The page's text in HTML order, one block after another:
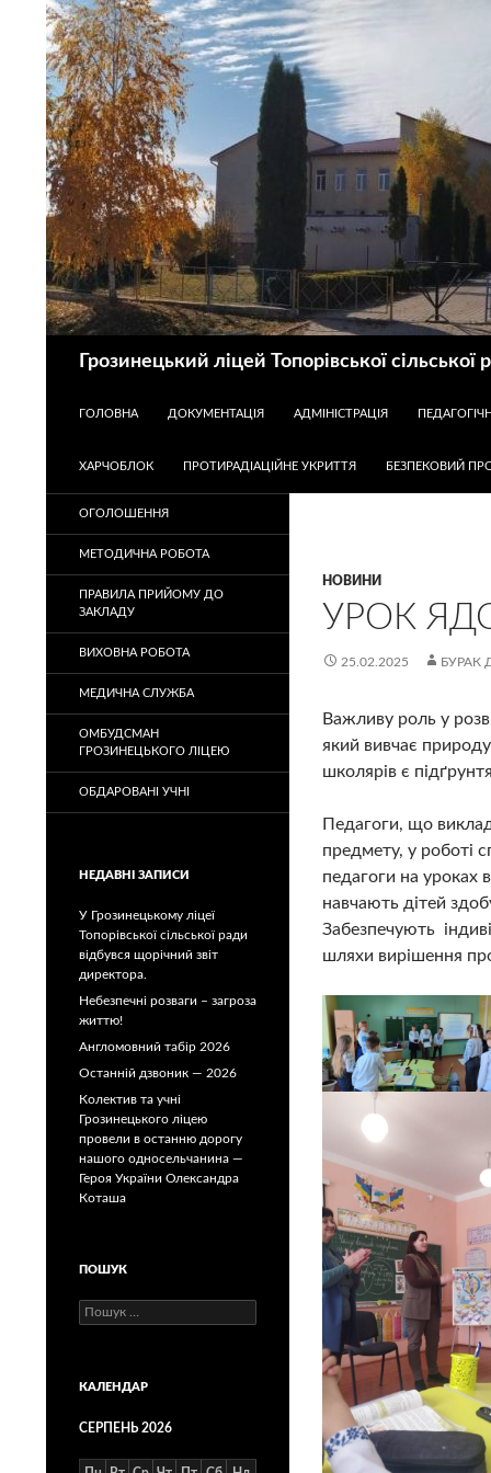
Грозинецький ліцей Топорівської сільської
ГОЛОВНА
ДОКУМЕНТАЦІЯ АДМІНІСТРАЦІЯ
ХАРЧОБЛОК ПРОТИРАДІАЦІЙНЕ УКРИТТЯ БЕЗПЕКОВИЙ
НОВИНИ
УРОК
25.02.2025 БУРАК
Важливу роль у
який вивчає
школярів є
Педагоги, що
предмету, у роботі
педагоги на уроках
навчають дітей
Забезпечують
шляхи вирішення
ОГОЛОШЕННЯ
МЕТОДИЧНА РОБОТА
ПРАВИЛА ПРИЙОМУ ДО
ЗАКЛАДУ
ВИХОВНА РОБОТА
МЕДИЧНА СЛУЖБА
ОМБУДСМАН
ГРОЗИНЕЦЬКОГО ЛІЦЕЮ
ОБДАРОВАНІ УЧНІ
НЕДАВНІ ЗАПИСИ
У Грозинецькому ліцеї
Топорівської сільської ради
відбувся щорічний звіт
директора.
Небезпечні розваги – загроза
життю!
Англомовний табір 2026
Останній дзвоник — 2026
Колектив та учні
Грозинецького ліцею
провели в останню дорогу
нашого односельчанина —
Героя України Олександра
Коташа
ПОШУК
Пошук:
КАЛЕНДАР
СЕРПЕНЬ 2026